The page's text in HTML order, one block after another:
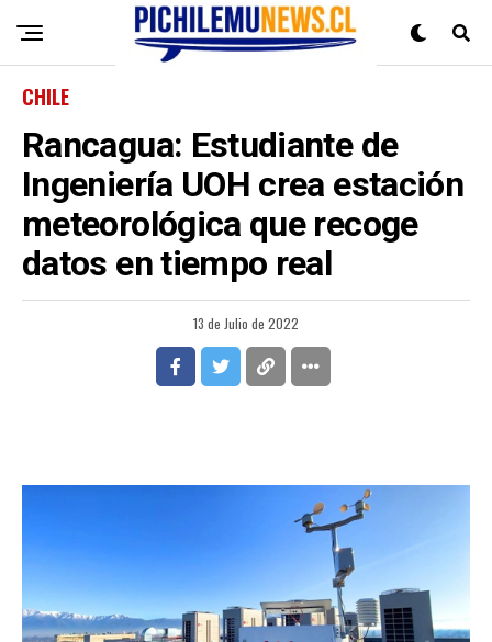
CHILE
Rancagua: Estudiante de
Ingeniería UOH crea estación
meteorológica que recoge
datos en tiempo real
13 de Julio de 2022